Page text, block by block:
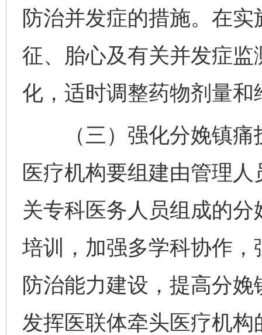
防治并发症的措施。在
征、胎心及有关并发症
化，适时调整药物剂量和
（三）强化分娩镇痛
医疗机构要组建由管理
关专科医务人员组成的
培训，加强多学科协作
防治能力建设，提高分
发挥医联体牵头医疗机